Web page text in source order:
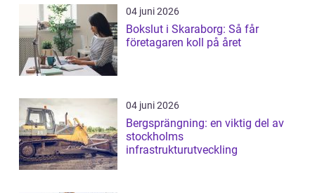
04 juni 2026
Bokslut i Skaraborg: Så får
företagaren koll på året
04 juni 2026
Bergsprängning: en viktig del av
stockholms
infrastrukturutveckling